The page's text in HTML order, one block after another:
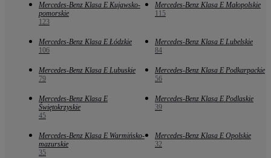
Mercedes-Benz Klasa E Kujawsko-
pomorskie
123
Mercedes-Benz Klasa E Małopolskie
115
Mercedes-Benz Klasa E Łódzkie
106
Mercedes-Benz Klasa E Lubelskie
84
Mercedes-Benz Klasa E Lubuskie
79
Mercedes-Benz Klasa E Podkarpackie
56
Mercedes-Benz Klasa E
Świętokrzyskie
45
Mercedes-Benz Klasa E Podlaskie
39
Mercedes-Benz Klasa E Warmińsko-
mazurskie
35
Mercedes-Benz Klasa E Opolskie
32